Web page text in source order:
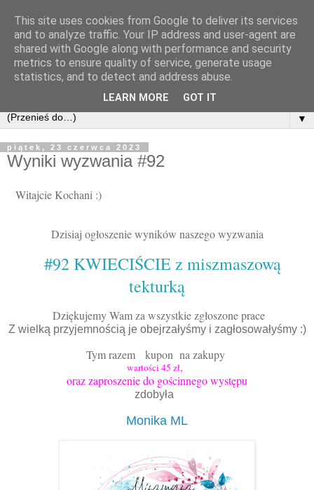
▼
piątek, 23 czerwca 2023
Wyniki wyzwania #92
Witajcie Kochani :)
Dzisiaj ogłoszenie wyników naszego wyzwania
#92 KWIECIŚCIE z miszmaszową
tekturką
Dziękujemy Wam za wszystkie zgłoszone prace
Z wielką przyjemnością je obejrzałyśmy i zagłosowałyśmy :)
Tym razem kupon na zakupy
wartości 45 zł,
oraz zaproszenie do gościnnego występu
zdobyła
Monika ML
This site uses cookies from Google to deliver its services
and to analyze traffic. Your IP address and user-agent are
shared with Google along with performance and security
metrics to ensure quality of service, generate usage
statistics, and to detect and address abuse.
LEARN MORE GOT IT